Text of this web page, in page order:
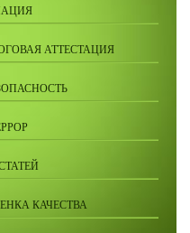
АТТЕСТАЦИЯ
КАЧЕСТВА